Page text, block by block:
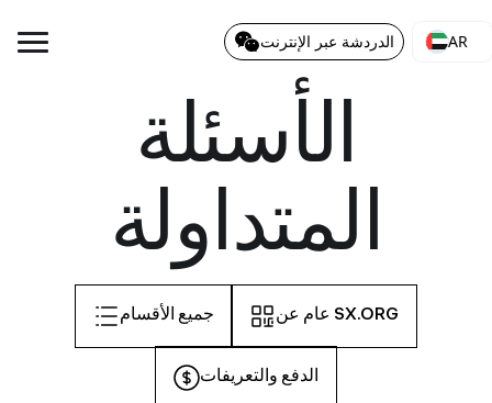
الدردشة عبر الإنترنت AR
الأسئلة
المتداولة
جميع الأقسام عام عن SX.ORG
الدفع والتعريفات